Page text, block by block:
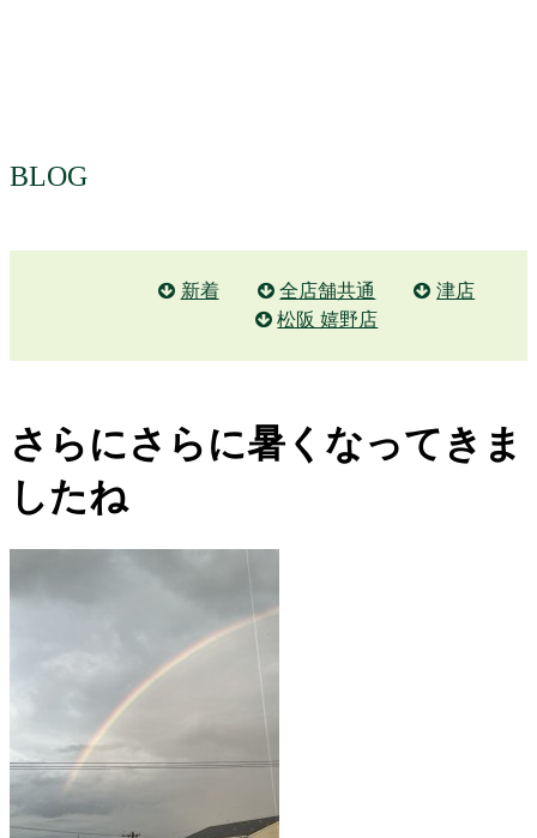
BLOG
新着 全店舗共通
津店
松阪 嬉野店
さらにさらに暑くなってきま
したね